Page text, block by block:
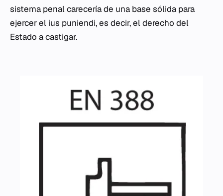
sistema penal carecería de una base sólida para
ejercer el ius puniendi, es decir, el derecho del
Estado a castigar.